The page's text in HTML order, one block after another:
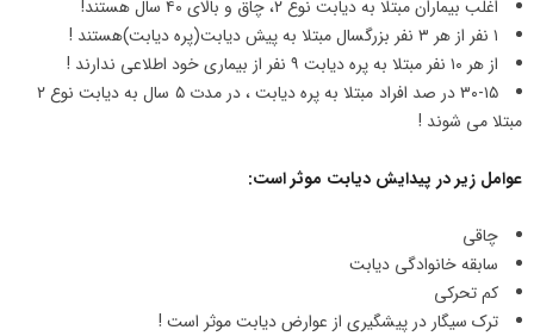
اغلب بیماران مبتلا به دیابت نوع ۲، چاق و بالای ۴۰ سال هستند!
۱ نفر از هر ۳ نفر بزرگسال مبتلا به پیش دیابت(پره دیابت)هستند !
از هر ۱۰ نفر مبتلا به پره دیابت ۹ نفر از بیماری خود اطلاعی ندارند !
۳۰-۱۵ در صد افراد مبتلا به پره دیابت ، در مدت ۵ سال به دیابت نوع ۲
مبتلا می شوند !
عوامل زیر در پیدایش دیابت موثر است:
چاقی
سابقه خانوادگی دیابت
کم تحرکی
ترک سیگار در پیشگیری از عوارض دیابت موثر است !